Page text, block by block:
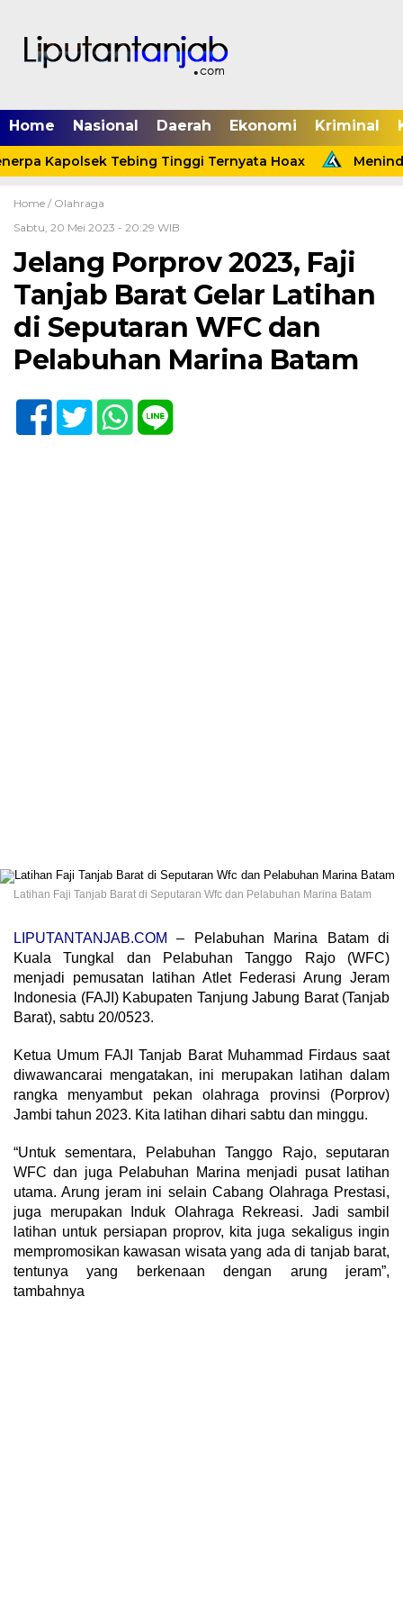
Home Nasional Daerah Ekonomi Kriminal
Kapolsek Tebing Tinggi Ternyata Hoax
Home / Olahraga
Sabtu, 20 Mei 2023 - 20:29 WIB
Jelang Porprov 2023, Faji
Tanjab Barat Gelar Latihan
di Seputaran WFC dan
Pelabuhan Marina Batam
Latihan Faji Tanjab Barat di Seputaran Wfc dan Pelabuhan Marina Batam
LIPUTANTANJAB.COM
– Pelabuhan Marina Batam di
Kuala Tungkal dan Pelabuhan Tanggo Rajo (WFC)
menjadi pemusatan latihan Atlet Federasi Arung Jeram
Indonesia (FAJI) Kabupaten Tanjung Jabung Barat (Tanjab
Barat), sabtu 20/0523.
Ketua Umum FAJI Tanjab Barat Muhammad Firdaus saat
diwawancarai mengatakan, ini merupakan latihan dalam
rangka menyambut pekan olahraga provinsi (Porprov)
Jambi tahun 2023. Kita latihan dihari sabtu dan minggu.
“Untuk sementara, Pelabuhan Tanggo Rajo, seputaran
WFC dan juga Pelabuhan Marina menjadi pusat latihan
utama. Arung jeram ini selain Cabang Olahraga Prestasi,
juga merupakan Induk Olahraga Rekreasi. Jadi sambil
latihan untuk persiapan proprov, kita juga sekaligus ingin
mempromosikan kawasan wisata yang ada di tanjab barat,
tentunya yang berkenaan dengan arung jeram”,
tambahnya